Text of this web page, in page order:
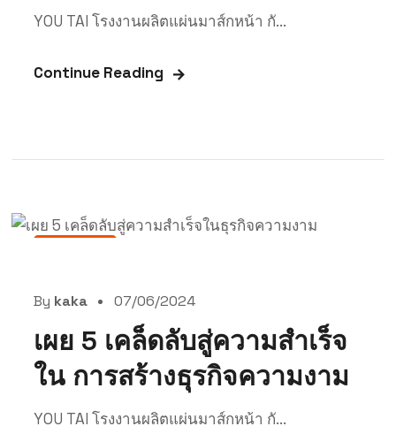
YOU TAI โรงงานผลิตแผ่นมาส์กหน้า กั...
Continue Reading
By kaka 07/06/2024
เผย 5 เคล็ดลับสู่ความสำเร็จ
ใน การสร้างธุรกิจความงาม
YOU TAI โรงงานผลิตแผ่นมาส์กหน้า กั...